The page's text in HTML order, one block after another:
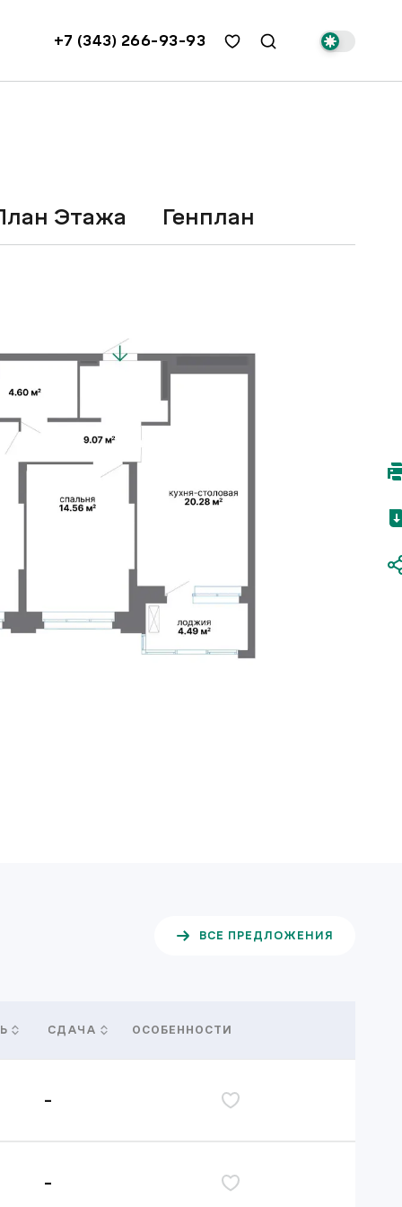
+7 (343) 266-93-93
План Этажа Генплан
ВСЕ ПРЕДЛОЖЕНИЯ
СДАЧА ОСОБЕННОСТИ
-
-